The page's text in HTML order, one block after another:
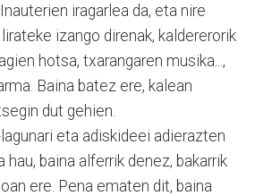
iragarlea da, eta nire
izango direnak, kaldererorik
hotsa, txarangaren musika...,
Baina batez ere, kalean
dut gehien.
eta adiskideei adierazten
baina alferrik denez, bakarrik
ere. Pena ematen dit, baina